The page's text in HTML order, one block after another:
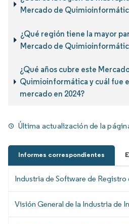
Mercado de
¿Qué región tiene la mayor
Mercado de
¿Qué años cubre este
Quimioinformática y cuál fue
mercado en 2024?
Última actualización de la
Informes correspondientes
Industria de Software de Registro
Visión General de la Industria de